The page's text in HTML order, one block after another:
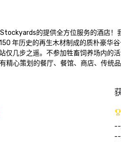
的提供全方位服务的酒店！
年历史的再生木材制成的质朴豪华
几步之遥。不参加牲畜饲养场内的
精心策划的餐厅、餐馆、商店、传统
--
--